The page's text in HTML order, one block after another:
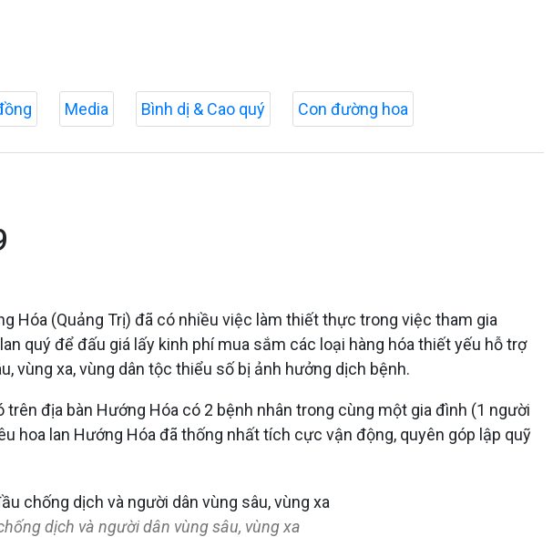
Media Bình dị & Cao quý Con đường hoa
Hóa (Quảng Trị) đã có nhiều việc làm thiết thực trong việc tham gia
quý để đấu giá lấy kinh phí mua sắm các loại hàng hóa thiết yếu hỗ trợ
vùng xa, vùng dân tộc thiểu số bị ảnh hưởng dịch bệnh.
địa bàn Hướng Hóa có 2 bệnh nhân trong cùng một gia đình (1 người
hoa lan Hướng Hóa đã thống nhất tích cực vận động, quyên góp lập quỹ
dịch và người dân vùng sâu, vùng xa